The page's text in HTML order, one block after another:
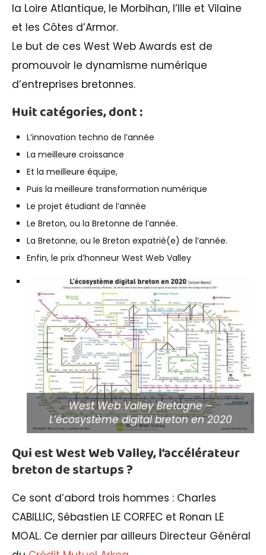
la Loire Atlantique, le Morbihan, l’Ille et Vilaine
et les Côtes d’Armor.
Le but de ces West Web Awards est de
promouvoir le dynamisme numérique
d’entreprises bretonnes.
Huit catégories, dont :
L’innovation techno de l’année
La meilleure croissance
Et la meilleure équipe,
Puis la meilleure transformation numérique
Le projet étudiant de l’année
Le Breton, ou la Bretonne de l’année.
La Bretonne, ou le Breton expatrié(e) de l’année.
Enfin, le prix d’honneur West Web Valley
West Web Valley Bretagne –
L’écosystème digital breton en 2020
Qui est West Web Valley, l’accélérateur
breton de startups ?
Ce sont d’abord trois hommes : Charles
CABILLIC, Sébastien LE CORFEC et Ronan LE
MOAL. Ce dernier par ailleurs Directeur Général